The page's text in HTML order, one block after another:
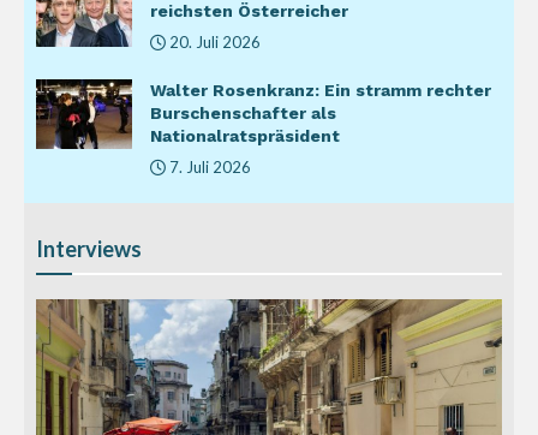
reichsten Österreicher
20. Juli 2026
Walter Rosenkranz: Ein stramm rechter
Burschenschafter als
Nationalratspräsident
7. Juli 2026
Interviews